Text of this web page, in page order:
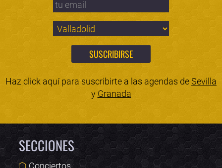
Haz click aquí para suscribirte a las agendas deSevilla
y Granada
SECCIONES
Conciertos